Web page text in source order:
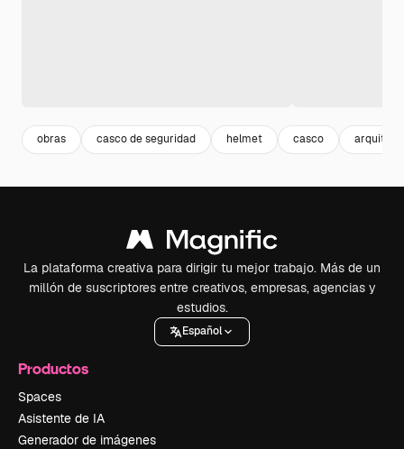
obras casco de seguridad helmet casco
La plataforma creativa para dirigir tu mejor trabajo. Más de un
millón de suscriptores entre creativos, empresas, agencias y
estudios.
Español
Productos
Spaces
Asistente de IA
Generador de imágenes